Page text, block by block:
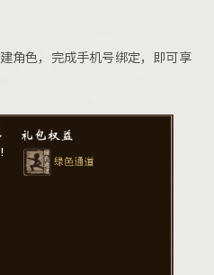
角色，完成手机号绑定，即可享